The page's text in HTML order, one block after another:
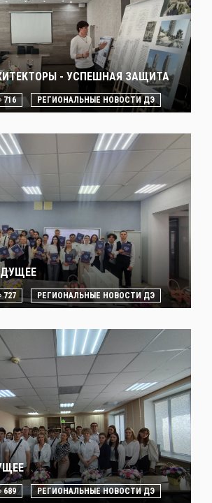
- УСПЕШНАЯ ЗАЩИТА
716 РЕГИОНАЛЬНЫЕ НОВОСТИ ДЭ
727 РЕГИОНАЛЬНЫЕ НОВОСТИ ДЭ
689 РЕГИОНАЛЬНЫЕ НОВОСТИ ДЭ